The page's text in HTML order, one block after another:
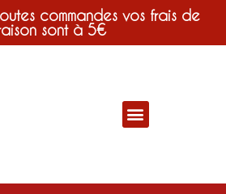
commandes vos frais de
sont à 5€